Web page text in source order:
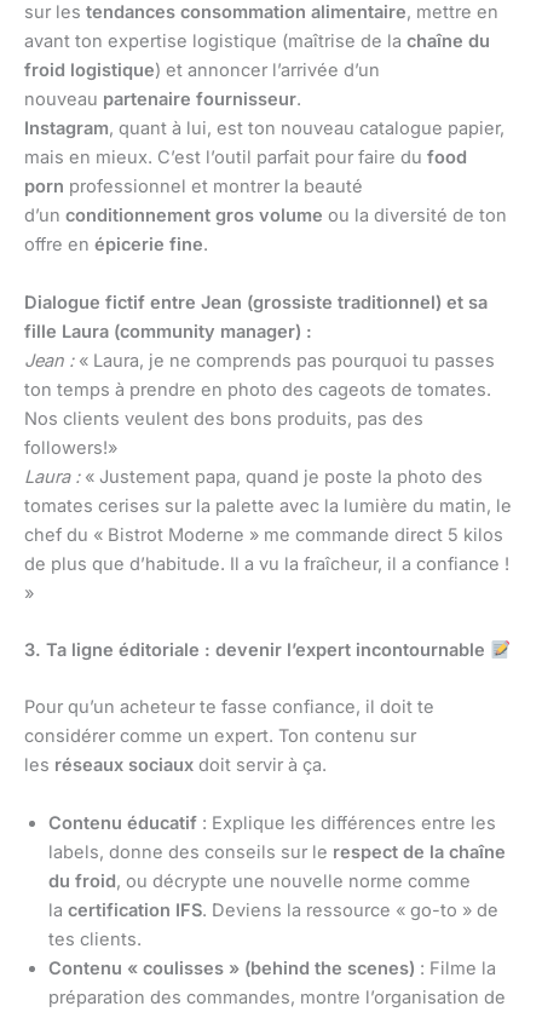
sur les tendances consommation alimentaire, mettre en
avant ton expertise logistique (maîtrise de la chaîne du
froid logistique) et annoncer l’arrivée d’un
nouveau partenaire fournisseur.
Instagram, quant à lui, est ton nouveau catalogue papier,
mais en mieux. C’est l’outil parfait pour faire du food
porn professionnel et montrer la beauté
d’un conditionnement gros volume ou la diversité de ton
offre en épicerie fine.
Dialogue fictif entre Jean (grossiste traditionnel) et sa
fille Laura (community manager) :
Jean :« Laura, je ne comprends pas pourquoi tu passes
ton temps à prendre en photo des cageots de tomates.
Nos clients veulent des bons produits, pas des
followers!»
Laura :« Justement papa, quand je poste la photo des
tomates cerises sur la palette avec la lumière du matin, le
chef du « Bistrot Moderne » me commande direct 5 kilos
de plus que d’habitude. Il a vu la fraîcheur, il a confiance !
»
3. Ta ligne éditoriale : devenir l’expert incontournable
Pour qu’un acheteur te fasse confiance, il doit te
considérer comme un expert. Ton contenu sur
les réseaux sociaux doit servir à ça.
Contenu éducatif : Explique les différences entre les
labels, donne des conseils sur le respect de la chaîne
du froid, ou décrypte une nouvelle norme comme
la certification IFS. Deviens la ressource « go-to » de
tes clients.
Contenu « coulisses » (behind the scenes) : Filme la
préparation des commandes, montre l’organisation de